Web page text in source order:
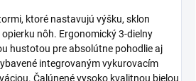
ktoré nastavujú výšku, sklon
nôh. Ergonomický 3-dielny
hustotou pre absolútne pohodlie aj
integrovaným vykurovacím
Čalúnené vysoko kvalitnou bielou